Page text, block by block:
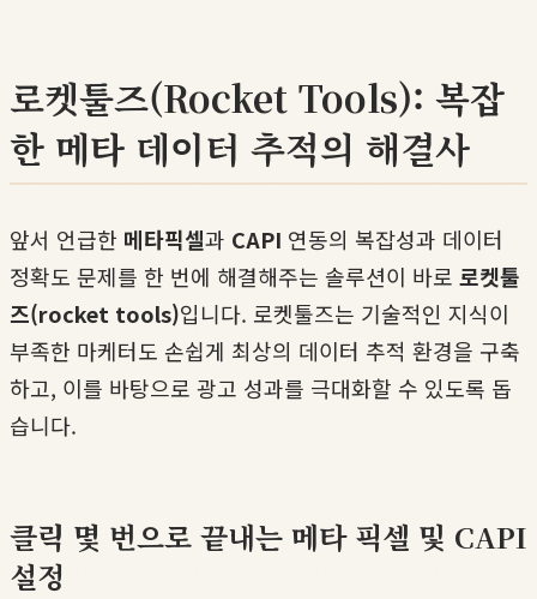
로켓툴즈(Rocket Tools): 복잡
한 메타 데이터 추적의 해결사
앞서 언급한 메타픽셀과 CAPI 연동의 복잡성과 데이터
정확도 문제를 한 번에 해결해주는 솔루션이 바로 로켓툴
즈(rocket tools)입니다. 로켓툴즈는 기술적인 지식이
부족한 마케터도 손쉽게 최상의 데이터 추적 환경을 구축
하고, 이를 바탕으로 광고 성과를 극대화할 수 있도록 돕
습니다.
클릭 몇 번으로 끝내는 메타 픽셀 및 CAPI
설정